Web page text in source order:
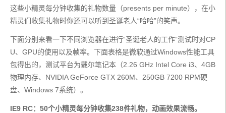
这些小精灵每分钟收集的礼物数量（presents per minute），在小
精灵们收集礼物时你还可以听到圣诞老人“哈哈”的笑声。
下面分别来看一下不同浏览器在进行“圣诞老人的工作”测试时对CP
U、GPU的使用以及帧率。下面表格是微软通过Windows性能工具
包得出的，测试平台为戴尔笔记本（2.26 GHz Intel Core i3、4GB
物理内存、NVIDIA GeForce GTX 260M、250GB 7200 RPM硬
盘、Windows 7系统）。
IE9 RC：50个小精灵每分钟收集238件礼物，动画效果流畅。